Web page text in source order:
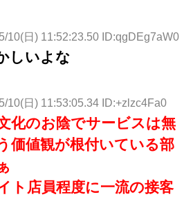
10(日) 11:52:23.50 ID:qgDEg7aW0
しいよな
10(日) 11:53:05.34 ID:+zlzc4Fa0
化のお陰でサービスは無
価値観が根付いている部
ト店員程度に一流の接客